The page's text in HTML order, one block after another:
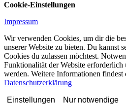
Cookie-Einstellungen
Impressum
Wir verwenden Cookies, um dir die
unserer Website zu bieten. Du kannst
Cookies du zulassen möchtest.
Funktionalität der Website
werden. Weitere Informationen findest
Datenschutzerklärung
Einstellungen
Nur notwendige